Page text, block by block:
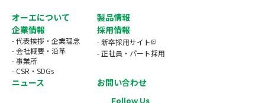
オーエについて
製品情報
企業情報
- 代表挨拶・企業理念
- 会社概要・沿革
- 事業所
- CSR・SDGs
採用情報
- 新卒採用サイト
- 正社員・パート採用
ニュース お問い合わせ
Follow Us